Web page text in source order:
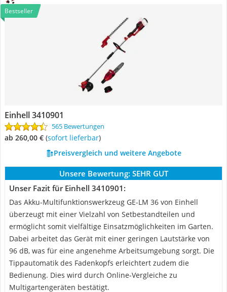
Bestseller
Einhell ‎3410901
565 Bewertungen
ab 260,00 € ( Sofort lieferbar)
Preisvergleich und weitere Angebote
Unsere Bewertung: SEHR GUT
Unser Fazit für Einhell ‎3410901:
Das Akku-Multifunktionswerkzeug GE-LM 36 von Einhell
überzeugt mit einer Vielzahl von Setbestandteilen und
ermöglicht somit vielfältige Einsatzmöglichkeiten im Garten.
Dabei arbeitet das Gerät mit einer geringen Lautstärke von
96 dB, was für eine angenehme Arbeitsumgebung sorgt. Die
Tippautomatik des Fadenkopfs erleichtert zudem die
Bedienung. Dies wird durch Online-Vergleiche zu
Multigartengeräten bestätigt.